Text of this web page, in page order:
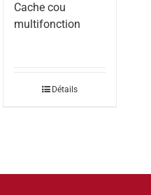
Cache cou
multifonction
Détails